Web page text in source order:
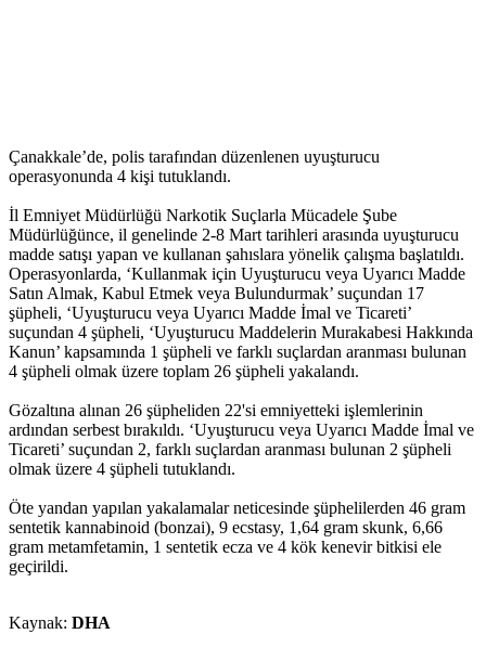
Çanakkale’de, polis tarafından düzenlenen uyuşturucu
operasyonunda 4 kişi tutuklandı.
İl Emniyet Müdürlüğü Narkotik Suçlarla Mücadele Şube
Müdürlüğünce, il genelinde 2-8 Mart tarihleri arasında uyuşturucu
madde satışı yapan ve kullanan şahıslara yönelik çalışma başlatıldı.
Operasyonlarda, ‘Kullanmak için Uyuşturucu veya Uyarıcı Madde
Satın Almak, Kabul Etmek veya Bulundurmak’ suçundan 17
şüpheli, ‘Uyuşturucu veya Uyarıcı Madde İmal ve Ticareti’
suçundan 4 şüpheli, ‘Uyuşturucu Maddelerin Murakabesi Hakkında
Kanun’ kapsamında 1 şüpheli ve farklı suçlardan aranması bulunan
4 şüpheli olmak üzere toplam 26 şüpheli yakalandı.
Gözaltına alınan 26 şüpheliden 22'si emniyetteki işlemlerinin
ardından serbest bırakıldı. ‘Uyuşturucu veya Uyarıcı Madde İmal ve
Ticareti’ suçundan 2, farklı suçlardan aranması bulunan 2 şüpheli
olmak üzere 4 şüpheli tutuklandı.
Öte yandan yapılan yakalamalar neticesinde şüphelilerden 46 gram
sentetik kannabinoid (bonzai), 9 ecstasy, 1,64 gram skunk, 6,66
gram metamfetamin, 1 sentetik ecza ve 4 kök kenevir bitkisi ele
geçirildi.
Kaynak: DHA